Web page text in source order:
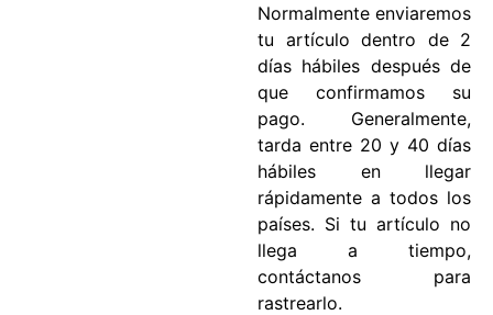
Normalmente enviaremos
tu artículo dentro de 2
días hábiles después de
que confirmamos su
pago. Generalmente,
tarda entre 20 y 40 días
hábiles en llegar
rápidamente a todos los
países. Si tu artículo no
llega a tiempo,
contáctanos para
rastrearlo.